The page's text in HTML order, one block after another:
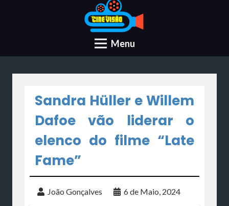
Menu
Sandra Hüller e Willem
Dafoe vão liderar o
elenco do filme “Late
Fame”
João Gonçalves 6 de Maio, 2024